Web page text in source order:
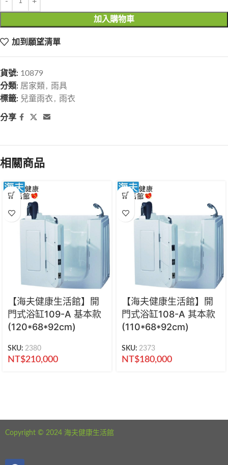
加入購物車
加到願望清單
貨號: 10879
分類: 居家類 , 雨具
標籤: 兒童雨衣 , 雨衣
分享
相關商品
【海夫健康生活館】開
門式浴缸109-A 基本款
(120*68*92cm)
SKU: 2380
NT$210,000
【海夫健康生活館】開
門式浴缸108-A 其本款
(110*68*92cm)
SKU: 2373
NT$180,000
Copyright © 2024 海夫健康生活館